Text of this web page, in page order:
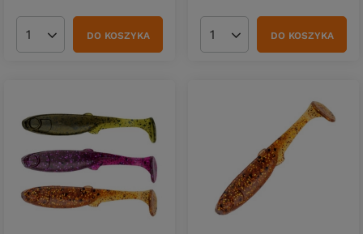
Ilość produktówDO KOSZYKA Ilość produktówDO KOSZYKA